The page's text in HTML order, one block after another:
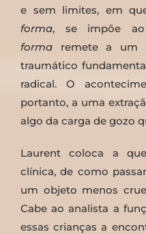
e sem limites, em
forma, se impõe
formaremete a um
traumático
radical. O
portanto, a uma
algo da carga de gozo
Laurent coloca a
clínica, de como
um objeto menos
Cabe ao analista a
essas crianças a